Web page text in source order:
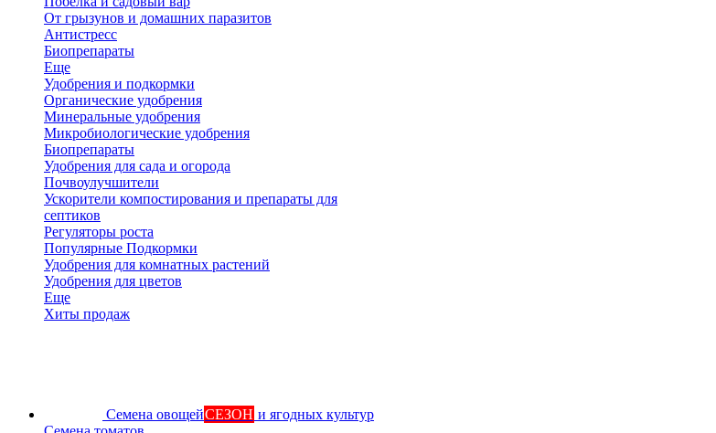
От грызунов и домашних паразитов
Антистресс
Биопрепараты
Еще
Удобрения и подкормки
Органические удобрения
Минеральные удобрения
Микробиологические удобрения
Биопрепараты
Удобрения для сада и огорода
Почвоулучшители
Ускорители компостирования и препараты для
септиков
Регуляторы роста
Популярные Подкормки
Удобрения для комнатных растений
Удобрения для цветов
Еще
Хиты продаж
Семена овощейСЕЗОН и ягодных культур